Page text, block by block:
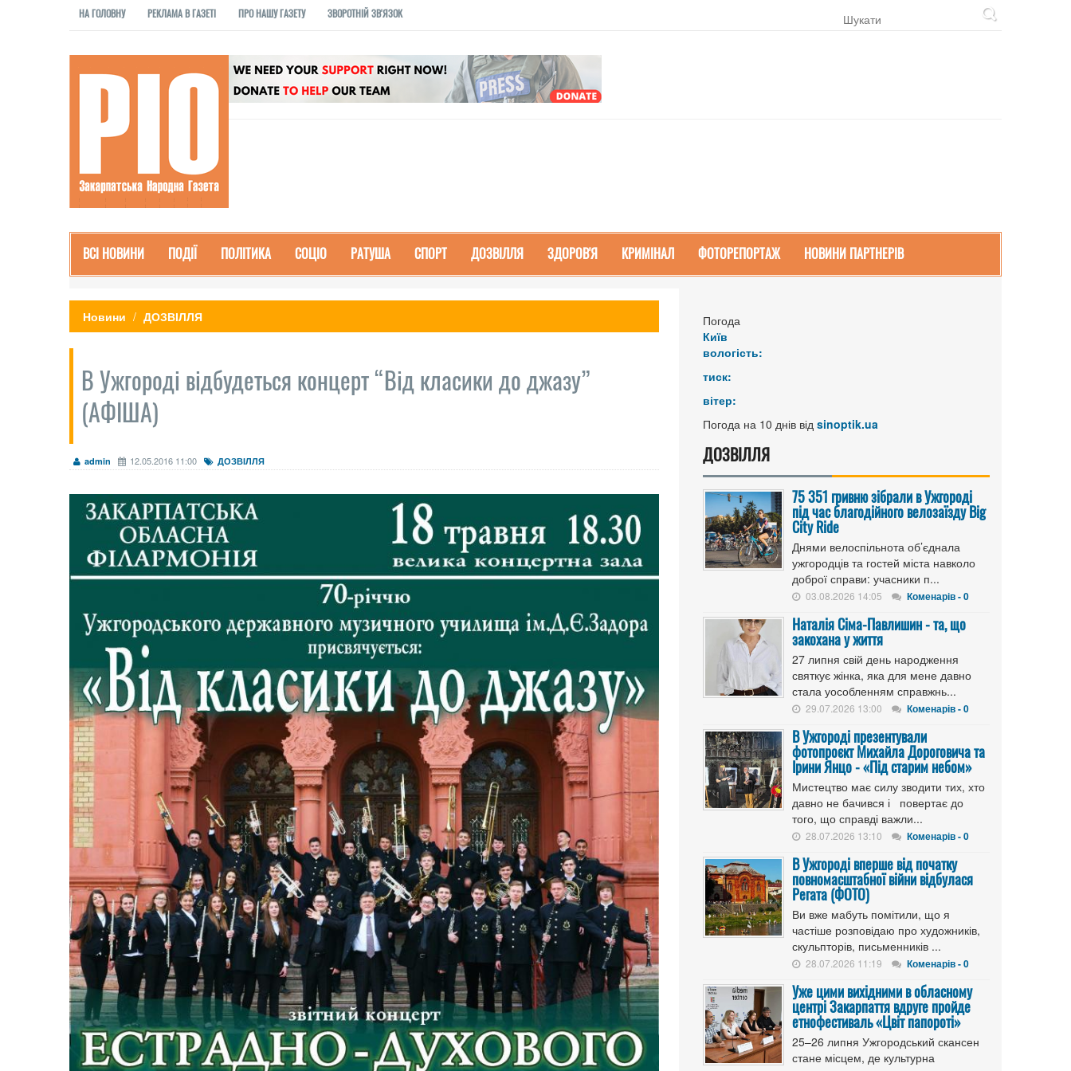
НА ГОЛОВНУ РЕКЛАМА В ГАЗЕТІ ПРО НАШУ ГАЗЕТУ ЗВОРОТНІЙ ЗВ'ЯЗОК
ВСІ НОВИНИ ПОДІЇ ПОЛІТИКА СОЦІО РАТУША СПОРТ ДОЗВІЛЛЯ ЗДОРОВ'Я КРИМІНАЛ ФОТОРЕПОРТАЖ НОВИНИ ПАРТНЕРІВ
Новини ДОЗВІЛЛЯ
В Ужгороді відбудеться концерт “Від класики до джазу”
(АФІША)
admin 12.05.2016 11:00 ДОЗВІЛЛЯ
Погода
Київ
вологість:
тиск:
вітер:
Погода на 10 днів від sinoptik.ua
ДОЗВІЛЛЯ
75 351 гривню зібрали в Ужгороді
під час благодійного велозаїзду Big
Сity Ride
Днями велоспільнота об’єднала
ужгородців та гостей міста навколо
доброї справи: учасники п...
03.08.2026 14:05 Коменарів - 0
Наталія Сіма-Павлишин - та, що
закохана у життя
27 липня свій день народження
святкує жінка, яка для мене давно
стала уособленням справжнь...
29.07.2026 13:00 Коменарів - 0
В Ужгороді презентували
фотопроєкт Михайла Дороговича та
Ірини Янцо - «Під старим небом»
Мистецтво має силу зводити тих, хто
давно не бачився і повертає до
того, що справді важли...
28.07.2026 13:10 Коменарів - 0
В Ужгороді вперше від початку
повномасштабної війни відбулася
Регата (ФОТО)
Ви вже мабуть помітили, що я
частіше розповідаю про художників,
скульпторів, письменників ...
28.07.2026 11:19 Коменарів - 0
Уже цими вихідними в обласному
центрі Закарпаття вдруге пройде
етнофестиваль «Цвіт папороті»
25–26 липня Ужгородський скансен
стане місцем, де культурна